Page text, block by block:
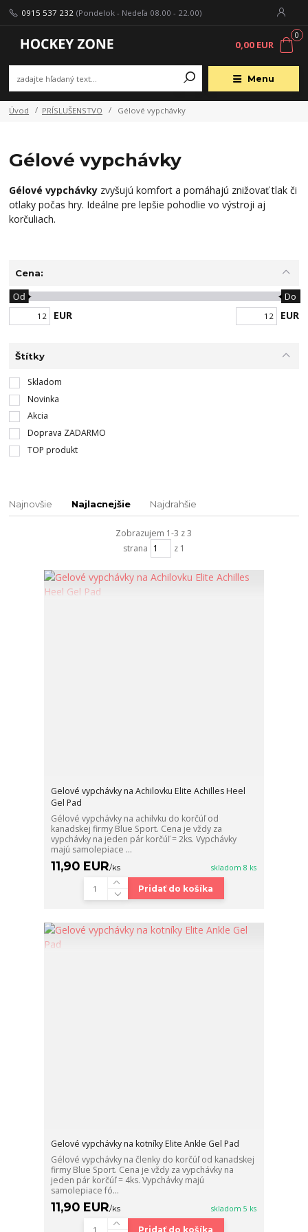
Menu
0915 537 232 (Pondelok - Nedeľa 08.00 - 22.00)
0
0,00 EUR
Úvod PRÍSLUŠENSTVO Gélové vypchávky
Gélové vypchávky
Gélové vypchávky zvyšujú komfort a pomáhajú znižovať tlak či
otlaky počas hry. Ideálne pre lepšie pohodlie vo výstroji aj
korčuliach.
Cena:
EUR
Od Do
EUR
Štítky
Skladom
Novinka
Akcia
Doprava ZADARMO
TOP produkt
Najnovšie Najlacnejšie Najdrahšie
Zobrazujem 1-3 z 3
strana
z 1
Gelové vypchávky na Achilovku Elite Achilles Heel
Gel Pad
Gélové vypchávky na achilvku do korčúľ od
kanadskej firmy Blue Sport. Cena je vždy za
vypchávky na jeden pár korčúľ = 2ks. Vypchávky
majú samolepiace ...
11,90 EUR/ks skladom 8 ks
Pridať do košíka
Gelové vypchávky na kotníky Elite Ankle Gel Pad
Gélové vypchávky na členky do korčúľ od kanadskej
firmy Blue Sport. Cena je vždy za vypchávky na
jeden pár korčúľ = 4ks. Vypchávky majú
samolepiace fó...
11,90 EUR/ks skladom 5 ks
Pridať do košíka